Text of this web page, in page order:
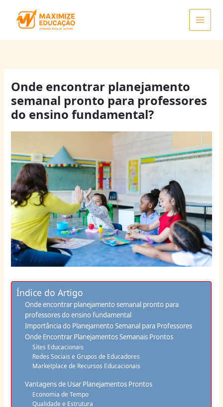
Onde encontrar planejamento
semanal pronto para professores
do ensino fundamental?
Índice do Artigo
Onde encontrar planejamento semanal pronto para
professores do ensino fundamental
Importância do Planejamento Semanal para Professores
Onde Encontrar Planejamentos Semanais Prontos
Sites Educacionais
Redes Sociais e Grupos de Educadores
Marketplace de Recursos Educacionais
Vantagens de Usar Planejamentos Prontos
Economia de Tempo
Qualidade e Estrutura